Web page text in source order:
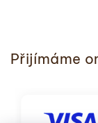
Přijímáme